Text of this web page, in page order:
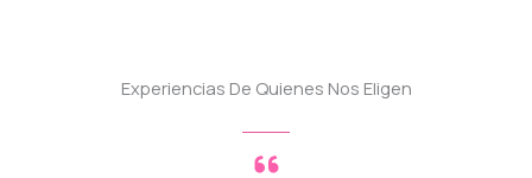
Experiencias De Quienes Nos Eligen